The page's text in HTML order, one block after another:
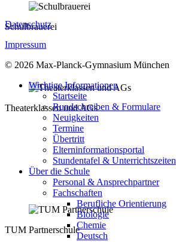
Schulbrauerei
Theaterklassen und AGs
TUM Partnerschule
Datenschutz
Impressum
© 2026 Max-Planck-Gymnasium München
Wichtige Informationen
Startseite
Rundschreiben & Formulare
Neuigkeiten
Termine
Übertritt
Elterninformationsportal
Stundentafel & Unterrichtszeiten
Über die Schule
Personal & Ansprechpartner
Fachschaften
Berufliche Orientierung
Biologie
Chemie
Deutsch